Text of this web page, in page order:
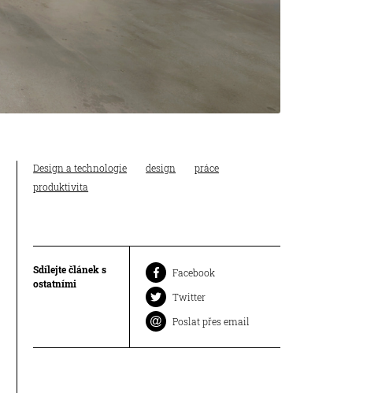
Design a technologie design
práce
produktivita
Sdílejte článek s
ostatními
Facebook
Twitter
Poslat přes email